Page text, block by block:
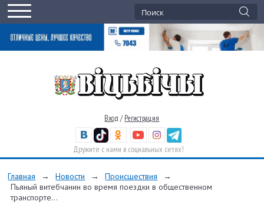
Вход / Регистрация
Дружите с нами в социальных сетях!
Главная → Новости → Происшествия
→
Пьяный витебчанин во время поездки в общественном
транспорте...